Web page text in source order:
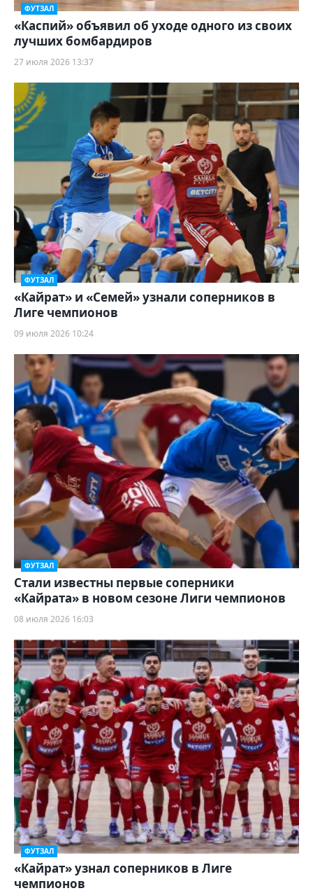
ФУТЗАЛ
«Каспий» объявил об уходе одного из своих
лучших бомбардиров
27 июля 2026 13:37
ФУТЗАЛ
«Кайрат» и «Семей» узнали соперников в
Лиге чемпионов
09 июля 2026 10:24
ФУТЗАЛ
Стали известны первые соперники
«Кайрата» в новом сезоне Лиги чемпионов
08 июля 2026 16:03
ФУТЗАЛ
«Кайрат» узнал соперников в Лиге
чемпионов